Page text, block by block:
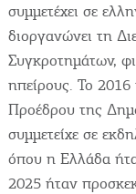
συμμετέχει σε
διοργανώνει τη
Συγκροτημάτων,
ηπείρους. Το
Προέδρου της
συμμετείχε σε
όπου η Ελλάδα
2025 ήταν